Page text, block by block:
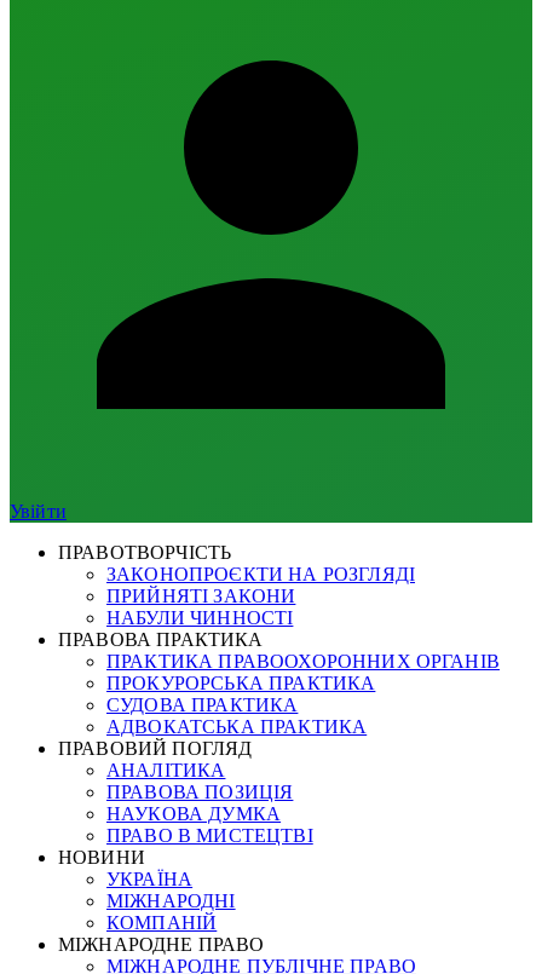
Увійти
ПРАВОТВОРЧІСТЬ
ЗАКОНОПРОЄКТИ НА РОЗГЛЯДІ
ПРИЙНЯТІ ЗАКОНИ
НАБУЛИ ЧИННОСТІ
ПРАВОВА ПРАКТИКА
ПРАКТИКА ПРАВООХОРОННИХ ОРГАНІВ
ПРОКУРОРСЬКА ПРАКТИКА
СУДОВА ПРАКТИКА
АДВОКАТСЬКА ПРАКТИКА
ПРАВОВИЙ ПОГЛЯД
АНАЛІТИКА
ПРАВОВА ПОЗИЦІЯ
НАУКОВА ДУМКА
ПРАВО В МИСТЕЦТВІ
НОВИНИ
УКРАЇНА
МІЖНАРОДНІ
КОМПАНІЙ
МІЖНАРОДНЕ ПРАВО
МІЖНАРОДНЕ ПУБЛІЧНЕ ПРАВО